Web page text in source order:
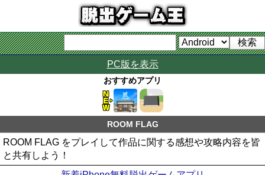
PC版を表示
おすすめアプリ
ROOM FLAG
ROOM FLAG をプレイして作品に関する感想や攻略内容を皆
と共有しよう！